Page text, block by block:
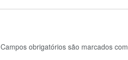
Campos obrigatórios são marcados com